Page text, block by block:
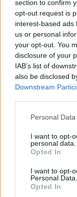
section to confirm
opt-out request is
interest-based ads
us or personal
your opt-out. You
disclosure of your
IAB’s list of
also be disclosed
Downstream
Please note that
not limited to your
grant or deny
use your data for
consent section.
Personal
I want to opt-
personal data.
Opted In
I want to opt-
Personal Data.
Opted In
Χαλκιδική:
από βουτιά στη
ΑΝΑΡΤΗΘΗΚΕ ΑΠΟΕΛΕΑΝΑ